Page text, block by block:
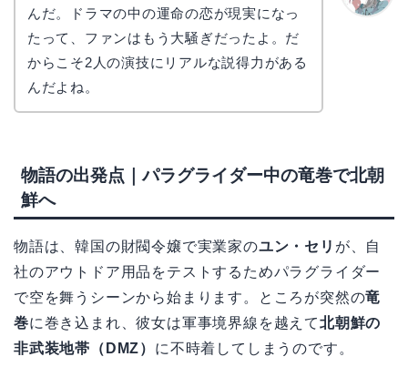
んだ。ドラマの中の運命の恋が現実になっ
たって、ファンはもう大騒ぎだったよ。だ
からこそ2人の演技にリアルな説得力がある
んだよね。
物語の出発点｜パラグライダー中の竜巻で北朝
鮮へ
物語は、韓国の財閥令嬢で実業家のユン・セリ が、自
社のアウトドア用品をテストするためパラグライダー
で空を舞うシーンから始まります。ところが突然の竜
巻に巻き込まれ、彼女は軍事境界線を越えて北朝鮮の
非武装地帯（DMZ） に不時着してしまうのです。